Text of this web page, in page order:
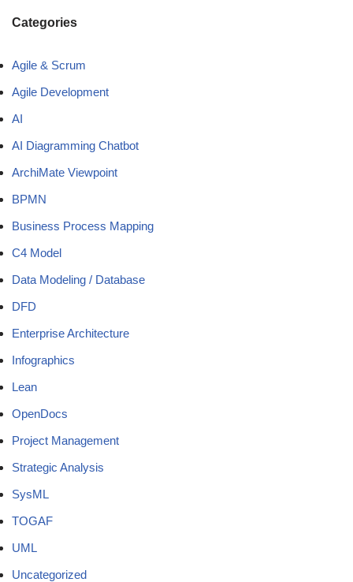
Categories
Agile & Scrum
Agile Development
AI
AI Diagramming Chatbot
ArchiMate Viewpoint
BPMN
Business Process Mapping
C4 Model
Data Modeling / Database
DFD
Enterprise Architecture
Infographics
Lean
OpenDocs
Project Management
Strategic Analysis
SysML
TOGAF
UML
Uncategorized